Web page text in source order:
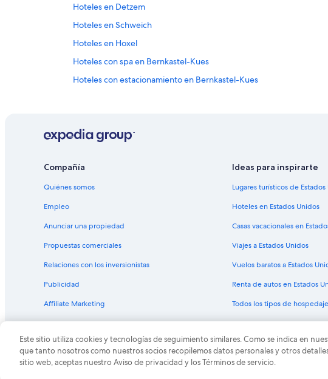
Hoteles en Detzem
Hoteles en Schweich
Hoteles en Hoxel
Hoteles con spa en Bernkastel-Kues
Hoteles con estacionamiento en Bernkastel-Kues
Hoteles en Mackenrodt
Hoteles en Neumagen-Dhron
B&B en Idar-Oberstein
Hoteles en Idar-Oberstein
B&B en Klüsserath
Hoteles en Klüsserath
Hoteles en Burgen
Compañía
Quiénes somos
Empleo
Anunciar una propiedad
Propuestas comerciales
Relaciones con los inversionistas
Publicidad
Affiliate Marketing
Ideas para inspirarte
Lugares turísticos de
Hoteles en Estados Unidos
Casas vacacionales en
Viajes a Estados Unidos
Vuelos baratos a Estados
Renta de autos en Estados
Todos los tipos de hospedaje
© 2026 Expedia, Inc., una empresa de Expedia Group. Todos los
Este sitio utiliza cookies y tecnologías de seguimiento similares. Como se indica en
que tanto nosotros como nuestros socios recopilemos datos personales y otros
sitio web, aceptas nuestro Aviso de privacidad y los Términos de servicio.